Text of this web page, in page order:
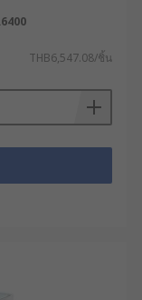
สิทธิภาพที่
ำรุงรักษา
โอกาสให้
และ
ลอดภัย ลด
วามรวดเร็ว
รับการอัป
THB6,547.08/ชิ้น